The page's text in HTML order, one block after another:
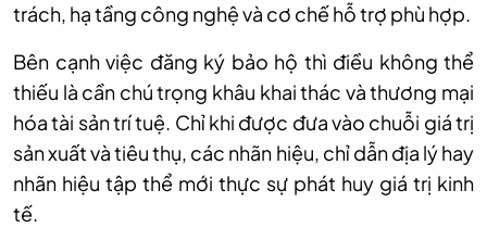
trách, hạ tầng công nghệ và cơ chế hỗ trợ phù hợp.
Bên cạnh việc đăng ký bảo hộ thì điều không thể
thiếu là cần chú trọng khâu khai thác và thương mại
hóa tài sản trí tuệ. Chỉ khi được đưa vào chuỗi giá trị
sản xuất và tiêu thụ, các nhãn hiệu, chỉ dẫn địa lý hay
nhãn hiệu tập thể mới thực sự phát huy giá trị kinh
tế.